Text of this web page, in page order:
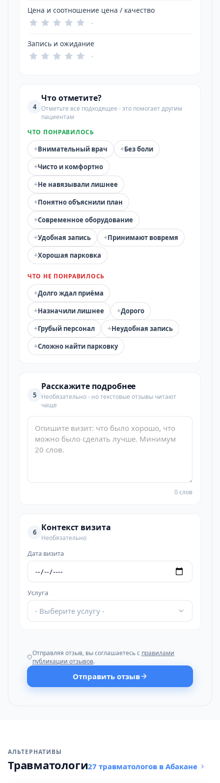
Цена и соотношение цена / качество
-
Запись и ожидание
-
4
Что отметите?
Отметьте всё подходящее - это помогает другим
пациентам
ЧТО ПОНРАВИЛОСЬ
+Внимательный врач +Без боли
+Чисто и комфортно
+Не навязывали лишнее
+Понятно объяснили план
+Современное оборудование
+Удобная запись +Принимают вовремя
+Хорошая парковка
ЧТО НЕ ПОНРАВИЛОСЬ
+Долго ждал приёма
+Назначили лишнее +Дорого
+Грубый персонал +Неудобная запись
+Сложно найти парковку
5
Расскажите подробнее
Необязательно - но текстовые отзывы читают
чаще
0 слов
6 Контекст визита
Необязательно
Дата визита
Услуга
- Выберите услугу -
Отправляя отзыв, вы соглашаетесь с правилами
публикации отзывов.
Отправить отзыв
АЛЬТЕРНАТИВЫ
Травматологи27 травматологов в Абакане